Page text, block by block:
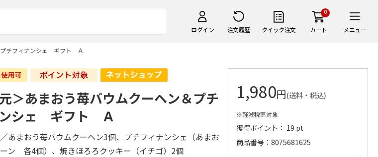
ログイン 注文履歴 クイック注文
0
カート メニュー
プチフィナンシェ ギフト Ａ
＞あまおう苺バウムクーヘン＆プチ
ンシェ ギフト Ａ
あまおう苺バウムクーヘン3個、プチフィナンシェ（あまお
ン 各4個）、焼きほろろクッキー（イチゴ）2個
1,980円(送料・税込)
※軽減税率対象
獲得ポイント： 19 pt
商品番号
8075681625